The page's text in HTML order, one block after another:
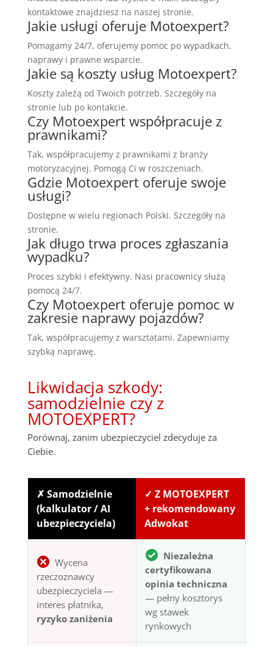
kontaktowe znajdziesz na naszej stronie.
Jakie usługi oferuje Motoexpert?
Pomagamy 24/7, oferujemy pomoc po wypadkach,
naprawy i prawne wsparcie.
Jakie są koszty usług Motoexpert?
Koszty zależą od Twoich potrzeb. Szczegóły na
stronie lub po kontakcie.
Czy Motoexpert współpracuje z
prawnikami?
Tak, współpracujemy z prawnikami z branży
motoryzacyjnej. Pomogą Ci w roszczeniach.
Gdzie Motoexpert oferuje swoje
usługi?
Dostępne w wielu regionach Polski. Szczegóły na
stronie.
Jak długo trwa proces zgłaszania
wypadku?
Proces szybki i efektywny. Nasi pracownicy służą
pomocą 24/7.
Czy Motoexpert oferuje pomoc w
zakresie naprawy pojazdów?
Tak, współpracujemy z warsztatami. Zapewniamy
szybką naprawę.
Likwidacja szkody:
samodzielnie czy z
MOTOEXPERT?
Porównaj, zanim ubezpieczyciel zdecyduje za
Ciebie.
✗ Samodzielnie
(kalkulator / AI
ubezpieczyciela)
✓ Z MOTOEXPERT
+ rekomendowany
Adwokat
Wycena
rzeczoznawcy
ubezpieczyciela —
interes płatnika,
ryzyko zaniżenia
Niezależna
certyfikowana
opinia techniczna
— pełny kosztorys
wg stawek
rynkowych